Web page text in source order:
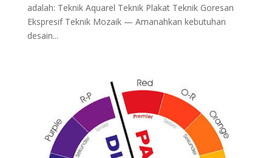
adalah: Teknik Aquarel Teknik Plakat Teknik Goresan
Ekspresif Teknik Mozaik — Amanahkan kebutuhan
desain...